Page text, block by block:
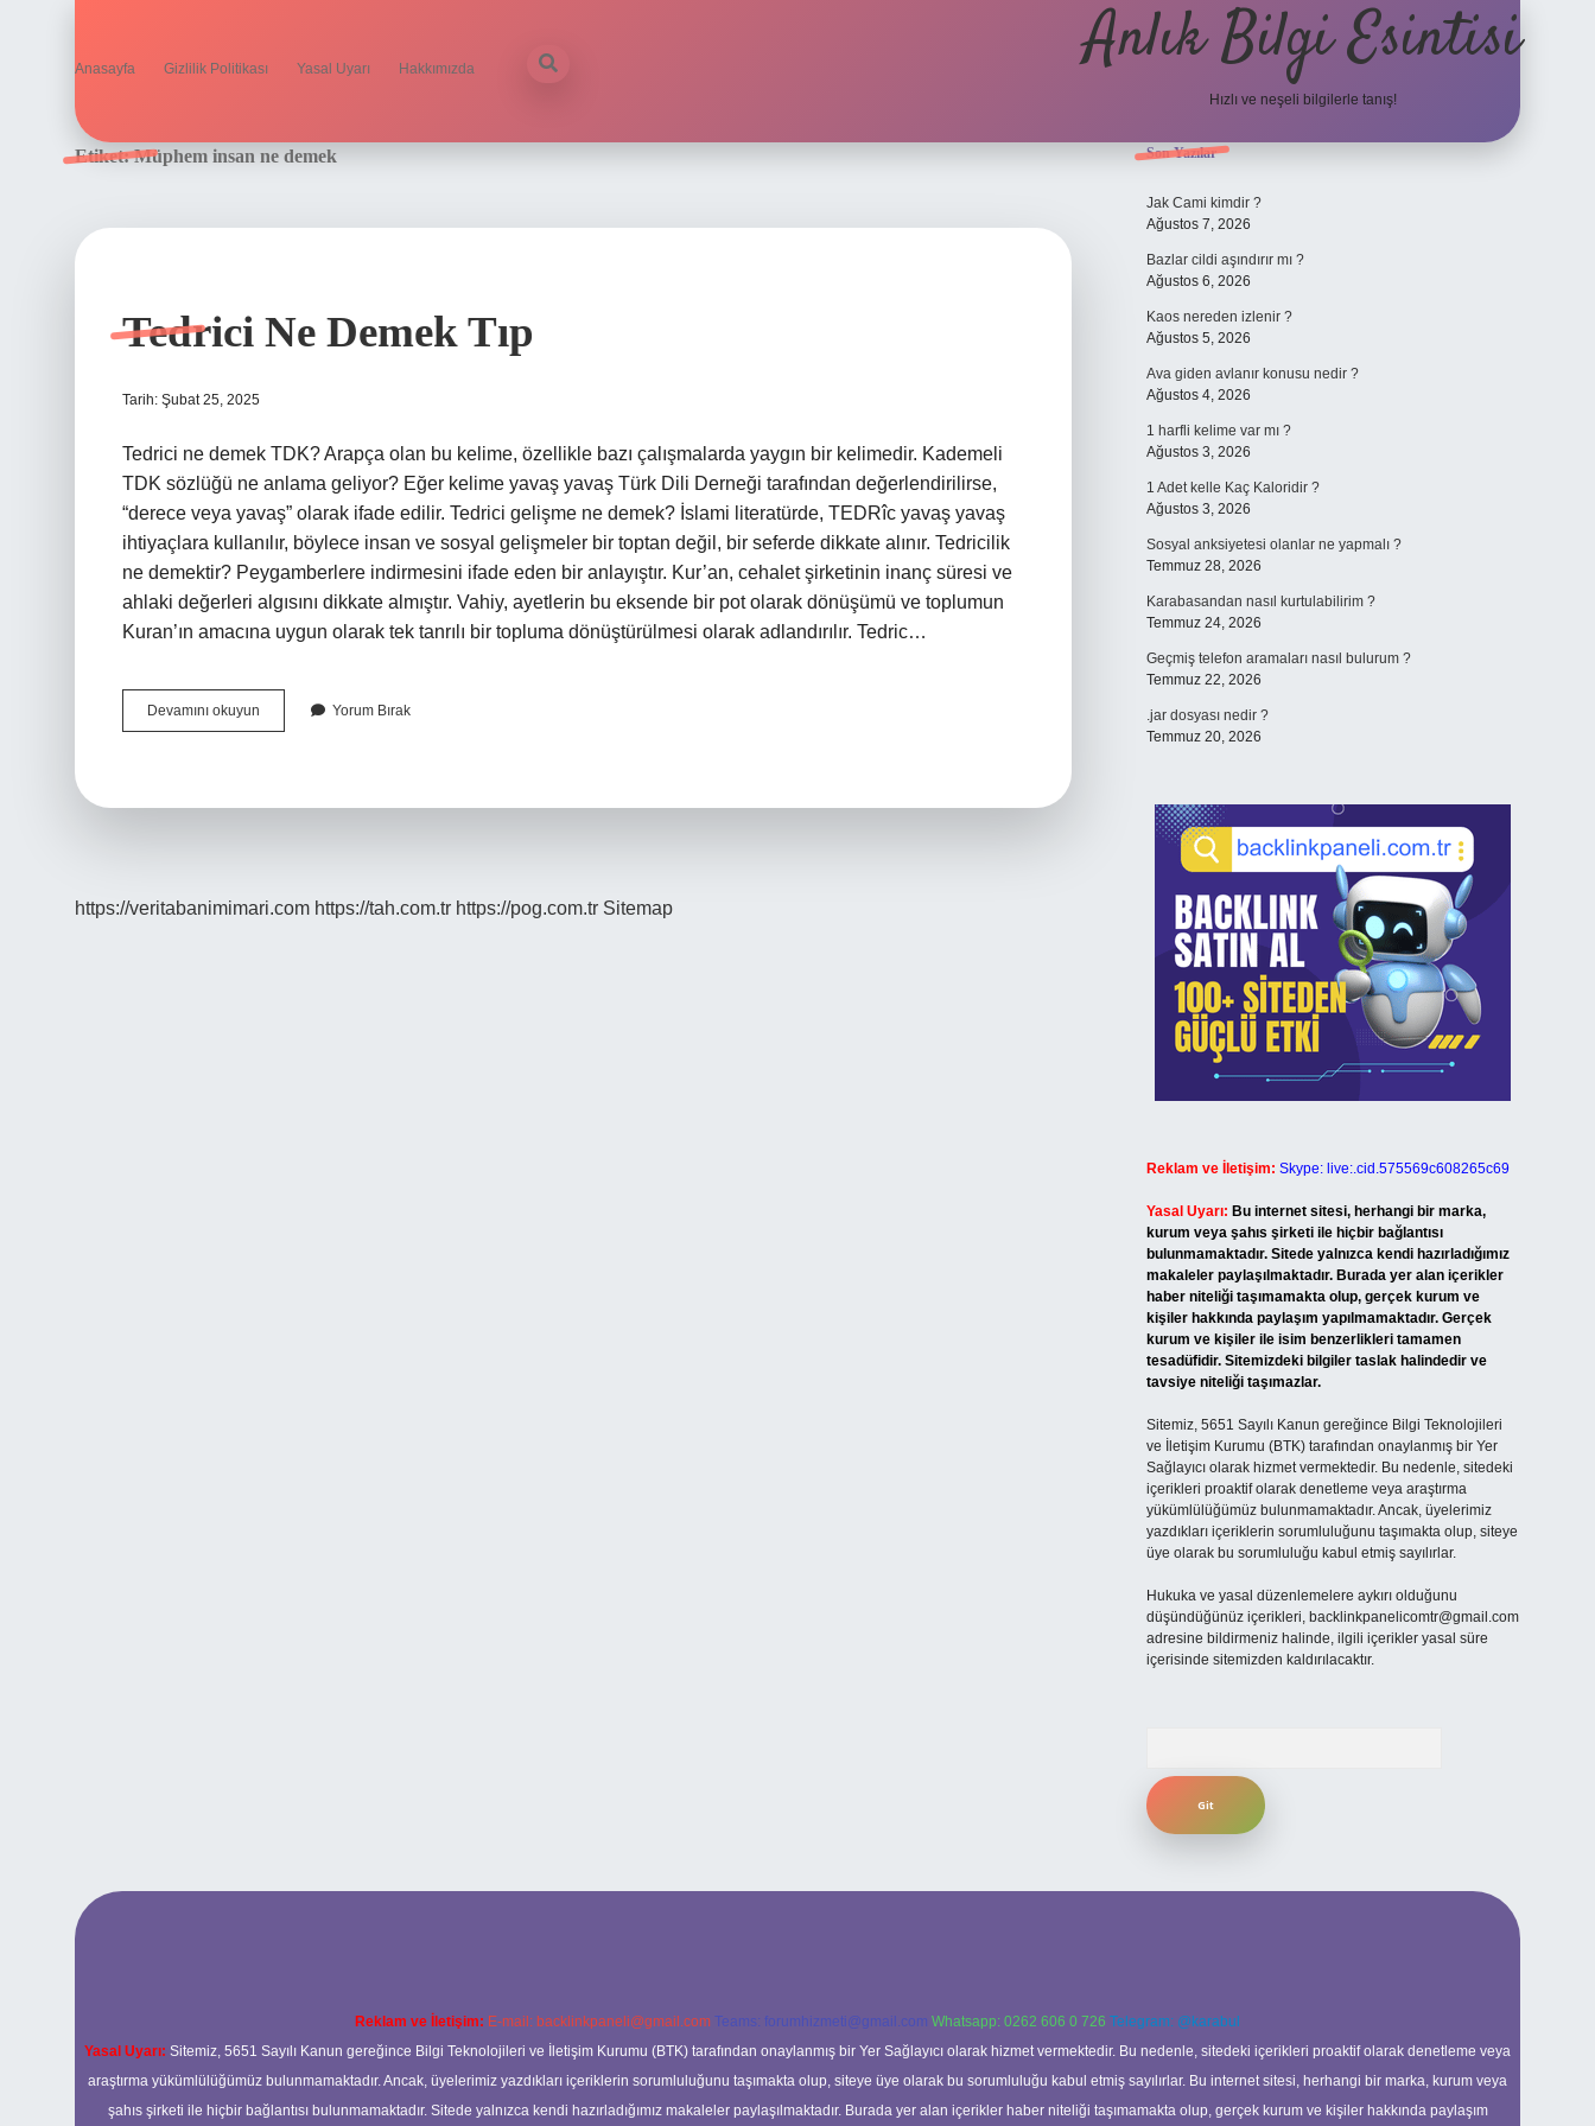
Anasayfa Gizlilik Politikası Yasal Uyarı Hakkımızda Anlık Bilgi Esintisi
Hızlı ve neşeli bilgilerle tanış!
Etiket:Müphem insan ne demek
Tedrici Ne Demek Tıp
Tarih: Şubat 25, 2025
Tedrici ne demek TDK? Arapça olan bu kelime, özellikle bazı çalışmalarda yaygın bir kelimedir. Kademeli
TDK sözlüğü ne anlama geliyor? Eğer kelime yavaş yavaş Türk Dili Derneği tarafından değerlendirilirse,
“derece veya yavaş” olarak ifade edilir. Tedrici gelişme ne demek? İslami literatürde, TEDRîc yavaş yavaş
ihtiyaçlara kullanılır, böylece insan ve sosyal gelişmeler bir toptan değil, bir seferde dikkate alınır. Tedricilik
ne demektir? Peygamberlere indirmesini ifade eden bir anlayıştır. Kur’an, cehalet şirketinin inanç süresi ve
ahlaki değerleri algısını dikkate almıştır. Vahiy, ayetlerin bu eksende bir pot olarak dönüşümü ve toplumun
Kuran’ın amacına uygun olarak tek tanrılı bir topluma dönüştürülmesi olarak adlandırılır. Tedric…
Devamını okuyun
Ne
Yorum Bırak
https://veritabanimimari.com https://tah.com.tr https://pog.com.tr Sitemap
Sidebar
Son Yazılar
Jak Cami kimdir ?
Ağustos 7, 2026
Bazlar cildi aşındırır mı ?
Ağustos 6, 2026
Kaos nereden izlenir ?
Ağustos 5, 2026
Ava giden avlanır konusu nedir ?
Ağustos 4, 2026
1 harfli kelime var mı ?
Ağustos 3, 2026
1 Adet kelle Kaç Kaloridir ?
Ağustos 3, 2026
Sosyal anksiyetesi olanlar ne yapmalı ?
Temmuz 28, 2026
Karabasandan nasıl kurtulabilirim ?
Temmuz 24, 2026
Geçmiş telefon aramaları nasıl bulurum ?
Temmuz 22, 2026
.jar dosyası nedir ?
Temmuz 20, 2026
Reklam ve İletişim: Skype: live:.cid.575569c608265c69
Yasal Uyarı: Bu internet sitesi, herhangi bir marka,
kurum veya şahıs şirketi ile hiçbir bağlantısı
bulunmamaktadır. Sitede yalnızca kendi hazırladığımız
makaleler paylaşılmaktadır. Burada yer alan içerikler
haber niteliği taşımamakta olup, gerçek kurum ve
kişiler hakkında paylaşım yapılmamaktadır. Gerçek
kurum ve kişiler ile isim benzerlikleri tamamen
tesadüfidir. Sitemizdeki bilgiler taslak halindedir ve
tavsiye niteliği taşımazlar.
Sitemiz, 5651 Sayılı Kanun gereğince Bilgi Teknolojileri
ve İletişim Kurumu (BTK) tarafından onaylanmış bir Yer
Sağlayıcı olarak hizmet vermektedir. Bu nedenle, sitedeki
içerikleri proaktif olarak denetleme veya araştırma
yükümlülüğümüz bulunmamaktadır. Ancak, üyelerimiz
yazdıkları içeriklerin sorumluluğunu taşımakta olup, siteye
üye olarak bu sorumluluğu kabul etmiş sayılırlar.
Hukuka ve yasal düzenlemelere aykırı olduğunu
düşündüğünüz içerikleri, backlinkpanelicomtr@gmail.com
adresine bildirmeniz halinde, ilgili içerikler yasal süre
içerisinde sitemizden kaldırılacaktır.
Reklam ve İletişim: E-mail: backlinkpaneli@gmail.com Teams: forumhizmeti@gmail.com Whatsapp: 0262 606 0 726 Telegram: @karabul
Yasal Uyarı: Sitemiz, 5651 Sayılı Kanun gereğince Bilgi Teknolojileri ve İletişim Kurumu (BTK) tarafından onaylanmış bir Yer Sağlayıcı olarak hizmet vermektedir. Bu nedenle, sitedeki içerikleri proaktif olarak denetleme veya
araştırma yükümlülüğümüz bulunmamaktadır. Ancak, üyelerimiz yazdıkları içeriklerin sorumluluğunu taşımakta olup, siteye üye olarak bu sorumluluğu kabul etmiş sayılırlar. Bu internet sitesi, herhangi bir marka, kurum veya
şahıs şirketi ile hiçbir bağlantısı bulunmamaktadır. Sitede yalnızca kendi hazırladığımız makaleler paylaşılmaktadır. Burada yer alan içerikler haber niteliği taşımamakta olup, gerçek kurum ve kişiler hakkında paylaşım